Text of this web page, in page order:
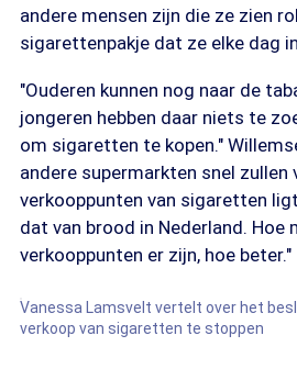
andere mensen zijn die ze zien
sigarettenpakje dat ze elke dag
"Ouderen kunnen nog naar de
jongeren hebben daar niets te
om sigaretten te kopen."
andere supermarkten snel zullen
verkooppunten van sigaretten
dat van brood in Nederland. Hoe
verkooppunten er zijn, hoe beter."
Vanessa Lamsvelt vertelt over het
verkoop van sigaretten te stoppen